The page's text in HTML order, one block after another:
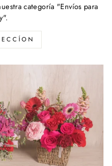
categoría "Envíos para